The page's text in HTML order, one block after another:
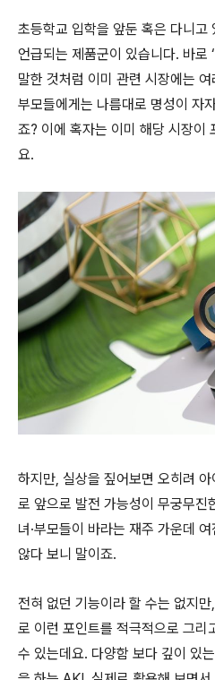
초등학교 입학을 앞둔 혹은 다니고
언급되는 제품군이 있습니다. 바로
말한 것처럼 이미 관련 시장에는
부모들에게는 나름대로 명성이 자
죠? 이에 혹자는 이미 해당 시장이
요.
하지만, 실상을 짚어보면 오히려
로 앞으로 발전 가능성이 무궁무진
녀·부모들이 바라는 재주 가운데
않다 보니 말이죠.
전혀 없던 기능이라 할 수는 없지
로 이런 포인트를 적극적으로 그리
수 있는데요. 다양함 보다 깊이 있